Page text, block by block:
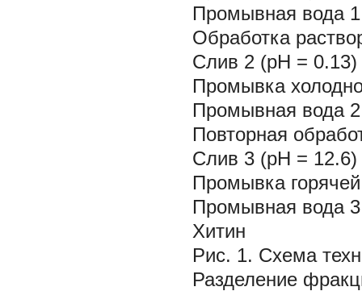
Промывная вода
Обработка
Слив 2 (рН = 0.13)
Промывка
Промывная вода
Повторная
Слив 3 (рН = 12.6)
Промывка
Промывная вода
Хитин
Рис. 1. Схема
Разделение